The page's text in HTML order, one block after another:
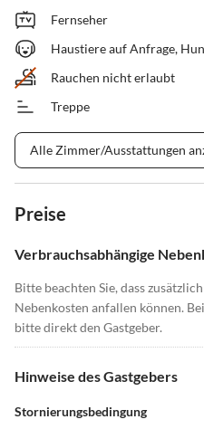
Fernseher
Haustiere auf Anfrage,
Rauchen nicht erlaubt
Treppe
Alle Zimmer/Ausstattungen
Preise
Verbrauchsabhängige
Bitte beachten Sie, dass
Nebenkosten anfallen können.
bitte direkt den Gastgeber.
Hinweise des Gastgebers
Stornierungsbedingung